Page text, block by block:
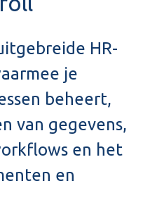
HR-
je
beheert,
van gegevens,
en het
en